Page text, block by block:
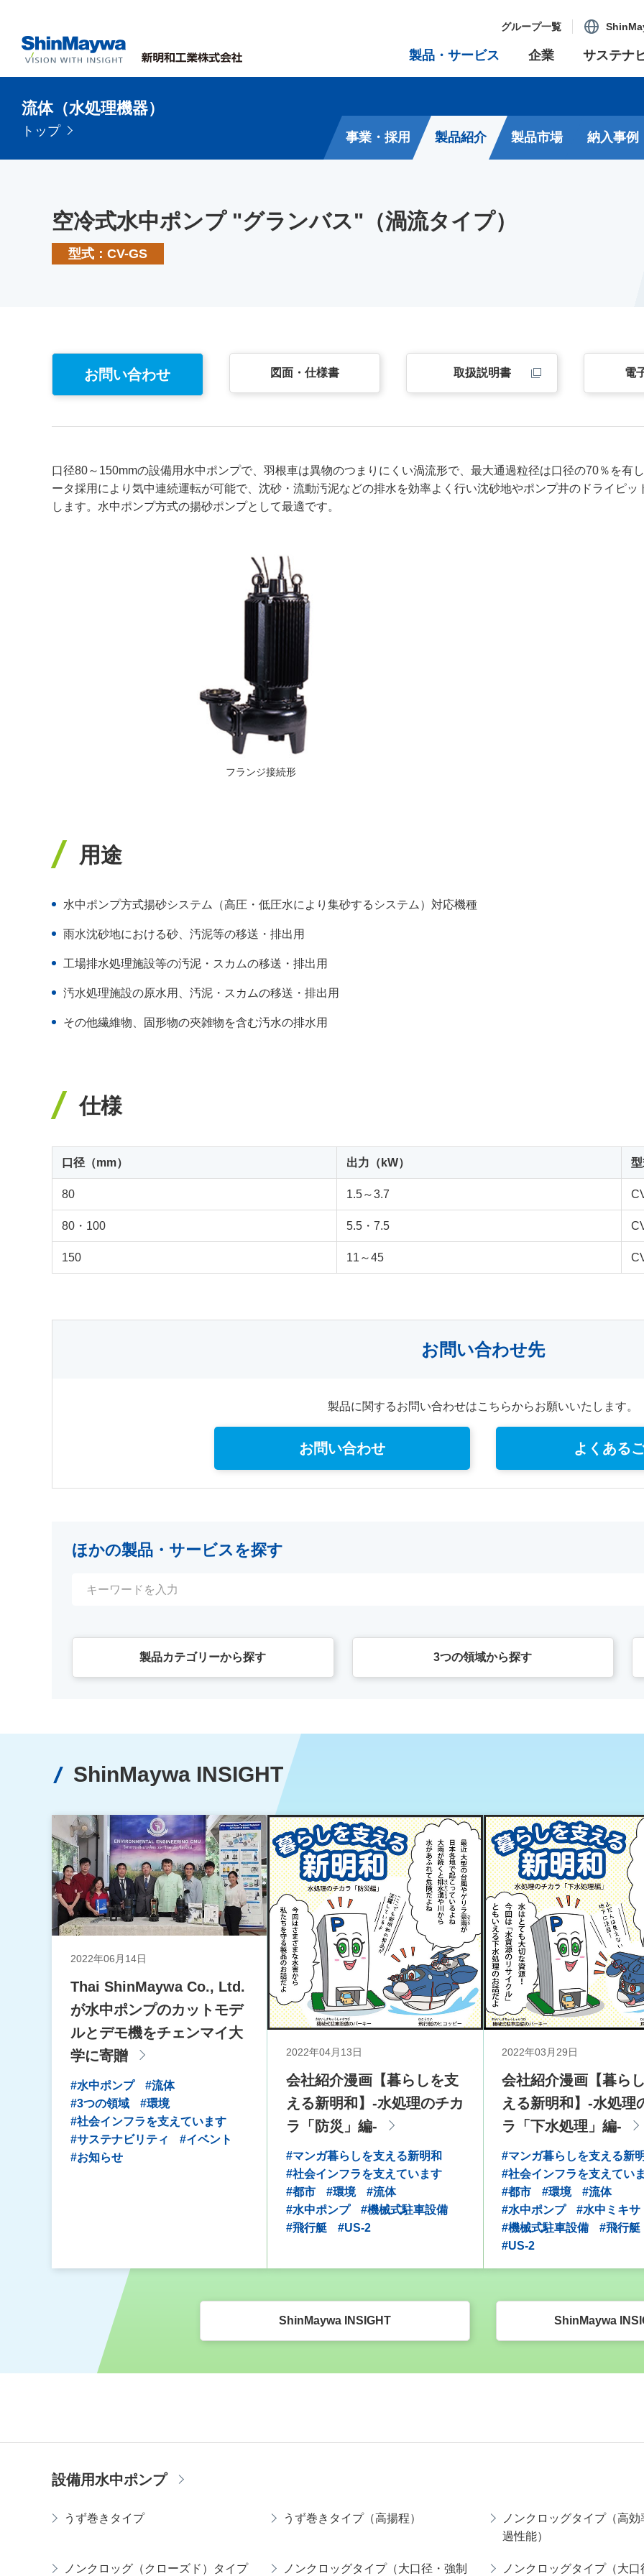
製品・サービス 企業 サステナ
グループ一覧
流体（水処理機器）
トップ 事業・採用 製品紹介 製品市場 納入事例
空冷式水中ポンプ "グランバス"（渦流タイプ）
型式：CV-GS
お問い合わせ 図面・仕様書 取扱説明書 電
口径80～150mmの設備用水中ポンプで、羽根車は異物のつまりにくい渦流形で、最大通過粒径は口径の70％を有
ータ採用により気中連続運転が可能で、沈砂・流動汚泥などの排水を効率よく行い沈砂地やポンプ井のドライピッ
します。水中ポンプ方式の揚砂ポンプとして最適です。
フランジ接続形
用途
水中ポンプ方式揚砂システム（高圧・低圧水により集砂するシステム）対応機種
雨水沈砂地における砂、汚泥等の移送・排出用
工場排水処理施設等の汚泥・スカムの移送・排出用
汚水処理施設の原水用、汚泥・スカムの移送・排出用
その他繊維物、固形物の夾雑物を含む汚水の排水用
仕様
口径（mm） 出力（kW）
80 1.5～3.7
80・100 5.5・7.5
150 11～45
お問い合わせ先
製品に関するお問い合わせはこちらからお願いいたします。
お問い合わせ よくある
ほかの製品・サービスを探す
製品カテゴリーから探す 3つの領域から探す
ShinMaywa INSIGHT
2022年06月14日
Thai ShinMaywa Co., Ltd.
が水中ポンプのカットモデ
ルとデモ機をチェンマイ大
学に寄贈
#水中ポンプ
#流体
#3つの領域
#環境
#社会インフラを支えています
#サステナビリティ
#イベント
#お知らせ
2022年04月13日
会社紹介漫画【暮らしを支
える新明和】-水処理のチカ
ラ「防災」編-
#マンガ暮らしを支える新明和
#社会インフラを支えています
#都市
#環境
#流体
#水中ポンプ
#機械式駐車設備
#飛行艇
#US-2
2022年03月29日
会社紹介漫画【暮ら
える新明和】-水処理
ラ「下水処理」編-
#マンガ暮らしを支える新
#社会インフラを支えてい
#都市
#環境
#流体
#水中ポンプ
#水中ミキサ
#機械式駐車設備
#飛行艇
#US-2
ShinMaywa INSIGHT ShinMaywa
設備用水中ポンプ
うず巻きタイプ うず巻きタイプ（高揚程）
ノンクロッグタイプ（高効
過性能）
ノンクロッグ（クローズド）タイプ ノンクロッグタイプ（大口径・強制 ノンクロッグタイプ（大口